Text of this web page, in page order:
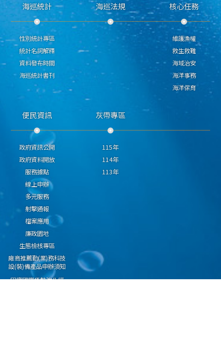
海巡統計
性別統計專區
統計名詞解釋
資料發布時間
海巡統計書刊
海巡法規 核心任務
維護漁權
救生救難
海域治安
海洋事務
海洋保育
便民資訊
政府資訊公開
政府資料開放
服務據點
線上申辦
多元服務
射擊通報
檔案應用
廉政園地
生態檢核專區
廠商推薦勤(業)務科技
設(裝)備產品申辦須知
因應國際情勢強化經
灰帶專區
115年
114年
113年